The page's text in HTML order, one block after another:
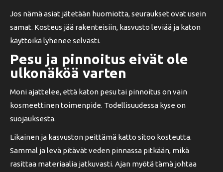
Jos nämä asiat jätetään huomiotta, seuraukset ovat usein
samat. Kosteus jää rakenteisiin, kasvusto leviää ja katon
käyttöikä lyhenee selvästi.
Pesu ja pinnoitus eivät ole
ulkonäköä varten
Moni ajattelee, että katon pesu tai pinnoitus on vain
kosmeettinen toimenpide. Todellisuudessa kyse on
suojauksesta.
Likainen ja kasvuston peittämä katto sitoo kosteutta.
Sammal ja levä pitävät veden pinnassa pitkään, mikä
rasittaa materiaalia jatkuvasti. Ajan myötä tämä johtaa